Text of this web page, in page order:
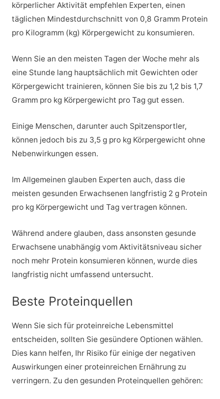
körperlicher Aktivität empfehlen Experten, einen
täglichen Mindestdurchschnitt von 0,8 Gramm Protein
pro Kilogramm (kg) Körpergewicht zu konsumieren.
Wenn Sie an den meisten Tagen der Woche mehr als
eine Stunde lang hauptsächlich mit Gewichten oder
Körpergewicht trainieren, können Sie bis zu 1,2 bis 1,7
Gramm pro kg Körpergewicht pro Tag gut essen.
Einige Menschen, darunter auch Spitzensportler,
können jedoch bis zu 3,5 g pro kg Körpergewicht ohne
Nebenwirkungen essen.
Im Allgemeinen glauben Experten auch, dass die
meisten gesunden Erwachsenen langfristig 2 g Protein
pro kg Körpergewicht und Tag vertragen können.
Während andere glauben, dass ansonsten gesunde
Erwachsene unabhängig vom Aktivitätsniveau sicher
noch mehr Protein konsumieren können, wurde dies
langfristig nicht umfassend untersucht.
Beste Proteinquellen
Wenn Sie sich für proteinreiche Lebensmittel
entscheiden, sollten Sie gesündere Optionen wählen.
Dies kann helfen, Ihr Risiko für einige der negativen
Auswirkungen einer proteinreichen Ernährung zu
verringern. Zu den gesunden Proteinquellen gehören: